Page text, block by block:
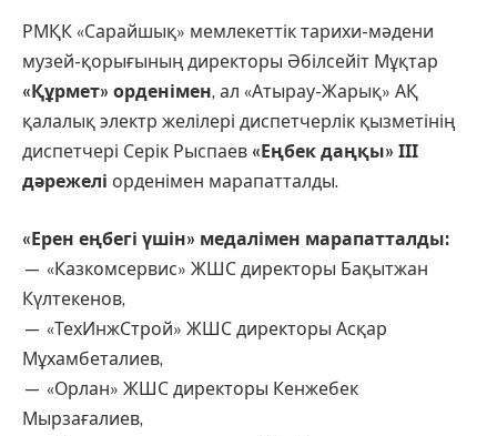
РМҚК «Сарайшық» мемлекеттік тарихи-мәдени
музей-қорығының директоры Әбілсейіт Мұқтар
«Құрмет» орденімен, ал «Атырау-Жарық» АҚ
қалалық электр желілері диспетчерлік қызметінің
диспетчері Серік Рыспаев «Еңбек даңқы» ІІІ
дәрежелі орденімен марапатталды.
«Ерен еңбегі үшін» медалімен марапатталды:
— «Казкомсервис» ЖШС директоры Бақытжан
Күлтекенов,
— «ТехИнжСтрой» ЖШС директоры Асқар
Мұхамбеталиев,
— «Орлан» ЖШС директоры Кенжебек
Мырзағалиев,